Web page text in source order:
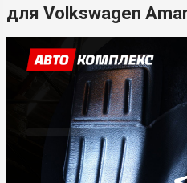
для Volkswagen